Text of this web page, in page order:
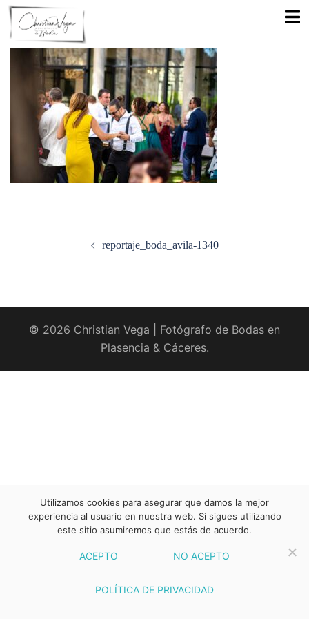
Saltar
contenido
reportaje_boda_avila-1340
© 2026 Christian Vega | Fotógrafo de Bodas en
Plasencia & Cáceres.
Utilizamos cookies para asegurar que damos la mejor
experiencia al usuario en nuestra web. Si sigues utilizando
este sitio asumiremos que estás de acuerdo.
ACEPTO NO ACEPTO
POLÍTICA DE PRIVACIDAD